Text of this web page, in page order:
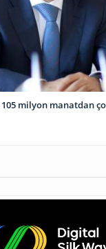
milyon manatdan